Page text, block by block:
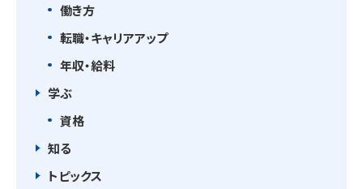
働き方
転職・キャリアアップ
年収・給料
学ぶ
資格
知る
トピックス